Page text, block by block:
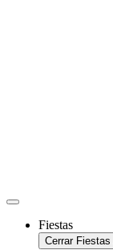
Fiestas
Cerrar Fiestas